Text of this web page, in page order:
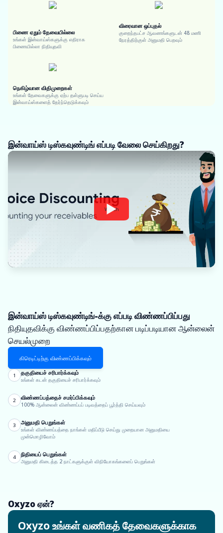
பிணை ஏதும் தேவையில்லை
உங்கள் இன்வாய்ஸ்களுக்கு எதிராக
பிணையில்லா நிதியுதவி
விரைவான ஒப்புதல்
குறைந்தபட்ச ஆவணங்களுடன் 48 மணி
நேரத்திற்குள் அனுமதி பெறவும்
நெகிழ்வான விதிமுறைகள்
உங்கள் தேவைகளுக்கு ஏற்ப தள்ளுபடி செய்ய
இன்வாய்ஸ்களைத் தேர்ந்தெடுக்கவும்
இன்வாய்ஸ் டிஸ்கவுண்டிங் எப்படி வேலை செய்கிறது?
Watch
இன்வாய்ஸ் டிஸ்கவுண்டிங்-க்கு எப்படி விண்ணப்பிப்பது
நிதியுதவிக்கு விண்ணப்பிப்பதற்கான படிப்படியான ஆன்லைன்
செயல்முறை
கிரெடிட்டிற்கு விண்ணப்பிக்கவும்
1 தகுதியைச் சரிபார்க்கவும்
உங்கள் கடன் தகுதியைச் சரிபார்க்கவும்
2 விண்ணப்பத்தைச் சமர்ப்பிக்கவும்
100% ஆன்லைன் விண்ணப்பப் படிவத்தைப் பூர்த்தி செய்யவும்
3 அனுமதி பெறுங்கள்
உங்கள் விண்ணப்பத்தை நாங்கள் மதிப்பீடு செய்து முறையான அனுமதியை
முன்மொழிவோம்
4 நிதியைப் பெறுங்கள்
அனுமதி கிடைத்த 2 நாட்களுக்குள் விநியோகங்களைப் பெறுங்கள்
Oxyzo ஏன்?
Oxyzo உங்கள் வணிகத் தேவைகளுக்காக